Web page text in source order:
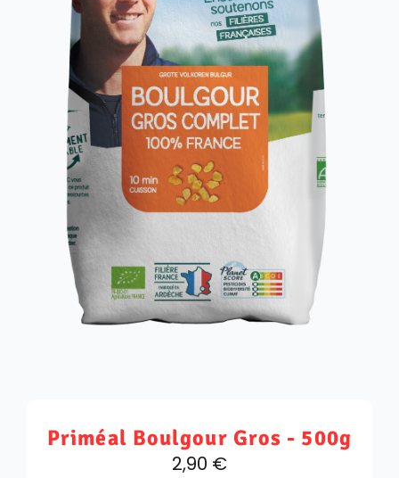
Priméal Boulgour Gros - 500g
2,90 €